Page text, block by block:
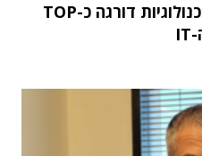
מחקר STKI השנתי: וואן טכנולוגיות דורגה כ-TOP